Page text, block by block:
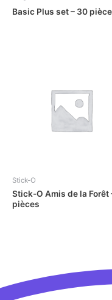
Basic Plus set – 30
Stick-O
Stick-O Amis de la Forêt
pièces